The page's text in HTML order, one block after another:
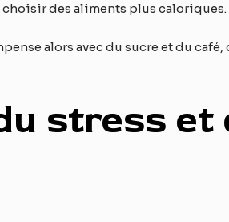
choisir des aliments plus caloriques.
alors avec du sucre et du
stress et